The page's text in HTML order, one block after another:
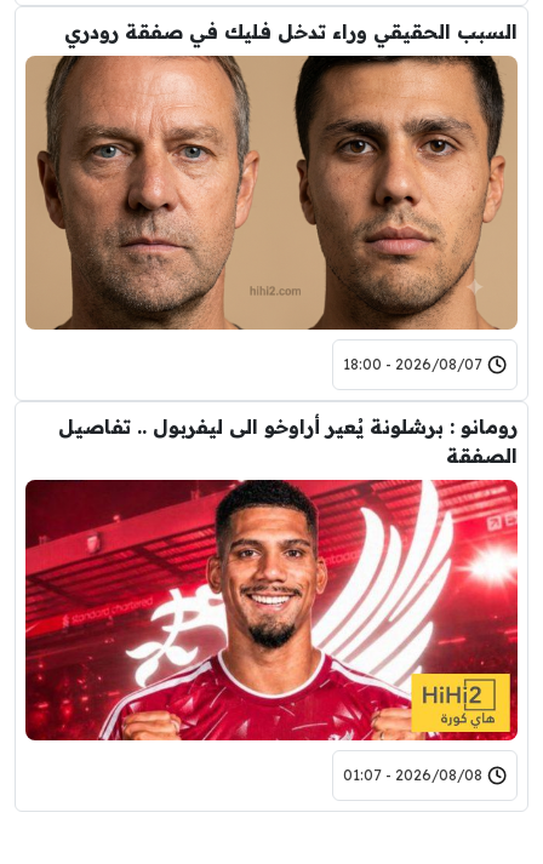
السبب الحقيقي وراء تدخل فليك في صفقة رودري
2026/08/07 - 18:00
رومانو : برشلونة يُعير أراوخو الى ليفربول .. تفاصيل
الصفقة
2026/08/08 - 01:07